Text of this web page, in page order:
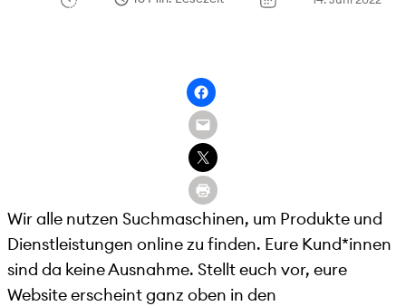
Wir alle nutzen Suchmaschinen, um Produkte und
Dienstleistungen online zu finden. Eure Kund*innen
sind da keine Ausnahme. Stellt euch vor, eure
Website erscheint ganz oben in den